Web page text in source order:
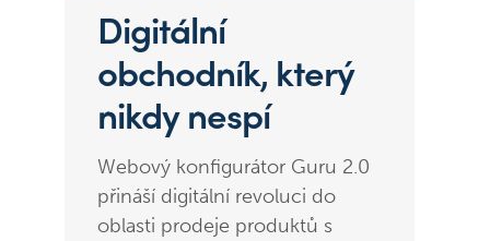
Digitální
obchodník, který
nikdy nespí
Webový konfigurátor Guru 2.0
přináší digitální revoluci do
oblasti prodeje produktů s